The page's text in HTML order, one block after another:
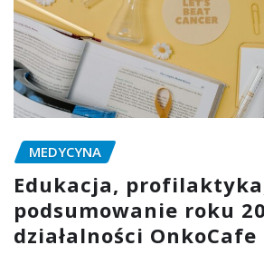
MEDYCYNA
Edukacja,
podsumowanie roku
działalności OnkoCafe